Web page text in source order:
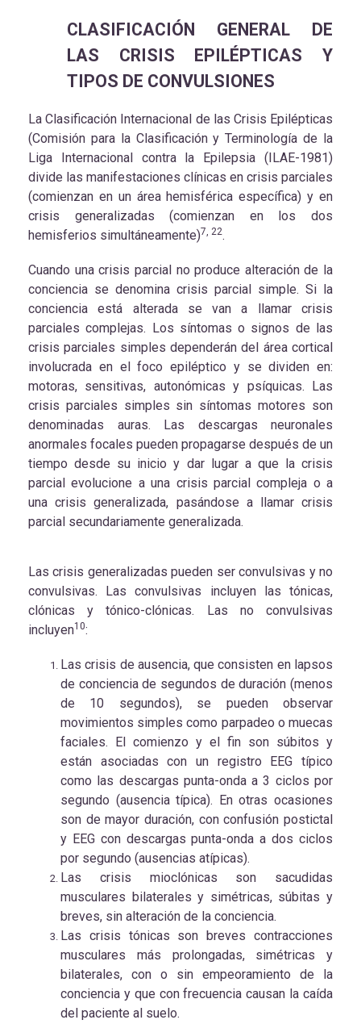
CLASIFICACIÓN GENERAL DE
LAS CRISIS EPILÉPTICAS Y
TIPOS DE CONVULSIONES
La Clasificación Internacional de las Crisis Epilépticas
(Comisión para la Clasificación y Terminología de la
Liga Internacional contra la Epilepsia (ILAE-1981)
divide las manifestaciones clínicas en crisis parciales
(comienzan en un área hemisférica específica) y en
crisis generalizadas (comienzan en los dos
hemisferios simultáneamente)7, 22.
Cuando una crisis parcial no produce alteración de la
conciencia se denomina crisis parcial simple. Si la
conciencia está alterada se van a llamar crisis
parciales complejas. Los síntomas o signos de las
crisis parciales simples dependerán del área cortical
involucrada en el foco epiléptico y se dividen en:
motoras, sensitivas, autonómicas y psíquicas. Las
crisis parciales simples sin síntomas motores son
denominadas auras. Las descargas neuronales
anormales focales pueden propagarse después de un
tiempo desde su inicio y dar lugar a que la crisis
parcial evolucione a una crisis parcial compleja o a
una crisis generalizada, pasándose a llamar crisis
parcial secundariamente generalizada.
Las crisis generalizadas pueden ser convulsivas y no
convulsivas. Las convulsivas incluyen las tónicas,
clónicas y tónico-clónicas. Las no convulsivas
incluyen10:
Las crisis de ausencia, que consisten en lapsos
de conciencia de segundos de duración (menos
de 10 segundos), se pueden observar
movimientos simples como parpadeo o muecas
faciales. El comienzo y el fin son súbitos y
están asociadas con un registro EEG típico
como las descargas punta-onda a 3 ciclos por
segundo (ausencia típica). En otras ocasiones
son de mayor duración, con confusión postictal
y EEG con descargas punta-onda a dos ciclos
por segundo (ausencias atípicas).
Las crisis mioclónicas son sacudidas
musculares bilaterales y simétricas, súbitas y
breves, sin alteración de la conciencia.
Las crisis tónicas son breves contracciones
musculares más prolongadas, simétricas y
bilaterales, con o sin empeoramiento de la
conciencia y que con frecuencia causan la caída
del paciente al suelo.